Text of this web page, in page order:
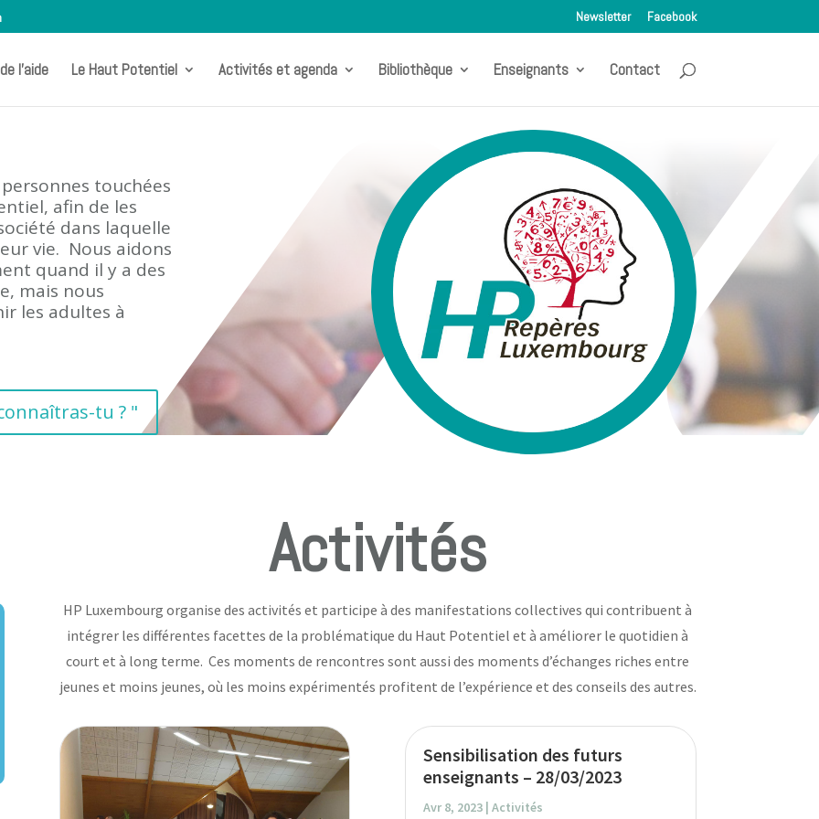
Newsletter Facebook
l’aide Le Haut Potentiel Activités et agenda Bibliothèque Enseignants Contact
touchées
afin de les
dans laquelle
vie. Nous aidons
quand il y a des
mais nous
les adultes à
tu ? "
Activités
HP Luxembourg organise des activités et participe à des manifestations collectives qui contribuent à
intégrer les différentes facettes de la problématique du Haut Potentiel et à améliorer le quotidien à
court et à long terme. Ces moments de rencontres sont aussi des moments d’échanges riches entre
jeunes et moins jeunes, où les moins expérimentés profitent de l’expérience et des conseils des autres.
Sensibilisation des futurs
enseignants – 28/03/2023
Avr 8, 2023| Activités